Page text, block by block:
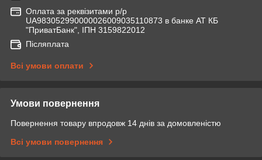
Оплата за реквізитами р/р
UA983052990000026009035110873 в банке АТ КБ
"ПриватБанк", ІПН 3159822012
Післяплата
Всі умови оплати
Умови повернення
Повернення товару впродовж 14 днів за домовленістю
Всі умови повернення